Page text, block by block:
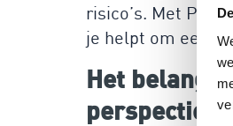
risico’s. Met
je helpt om een
Het belang